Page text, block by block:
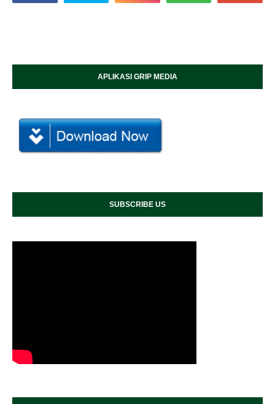
APLIKASI GRIP MEDIA
SUBSCRIBE US